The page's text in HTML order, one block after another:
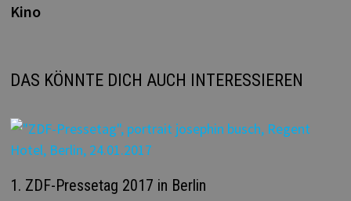
Kino
DAS KÖNNTE DICH AUCH INTERESSIEREN
1. ZDF-Pressetag 2017 in Berlin